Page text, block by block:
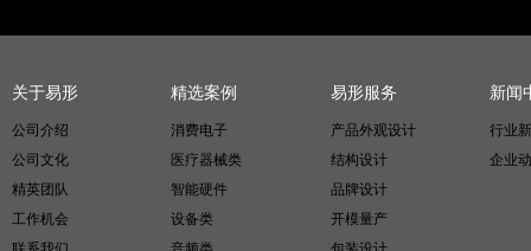
关于易形
公司介绍
公司文化
精英团队
工作机会
精选案例
消费电子
医疗器械类
智能硬件
设备类
易形服务
产品外观设计
结构设计
品牌设计
开模量产
新闻
行业
企业